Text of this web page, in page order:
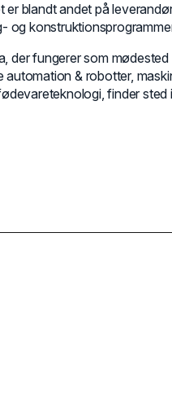
er blandt andet på
og
der fungerer som
& robotter,
finder